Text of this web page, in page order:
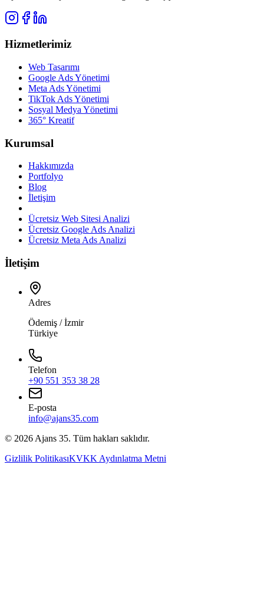
Hizmetlerimiz
Web Tasarımı
Google Ads Yönetimi
Meta Ads Yönetimi
TikTok Ads Yönetimi
Sosyal Medya Yönetimi
365° Kreatif
Kurumsal
Hakkımızda
Portfolyo
Blog
İletişim
Ücretsiz Web Sitesi Analizi
Ücretsiz Google Ads Analizi
Ücretsiz Meta Ads Analizi
İletişim
Adres
Ödemiş / İzmir
Türkiye
Telefon
+90 551 353 38 28
E-posta
info@ajans35.com
© 2026 Ajans 35. Tüm hakları saklıdır.
Gizlilik PolitikasıKVKK Aydınlatma Metni